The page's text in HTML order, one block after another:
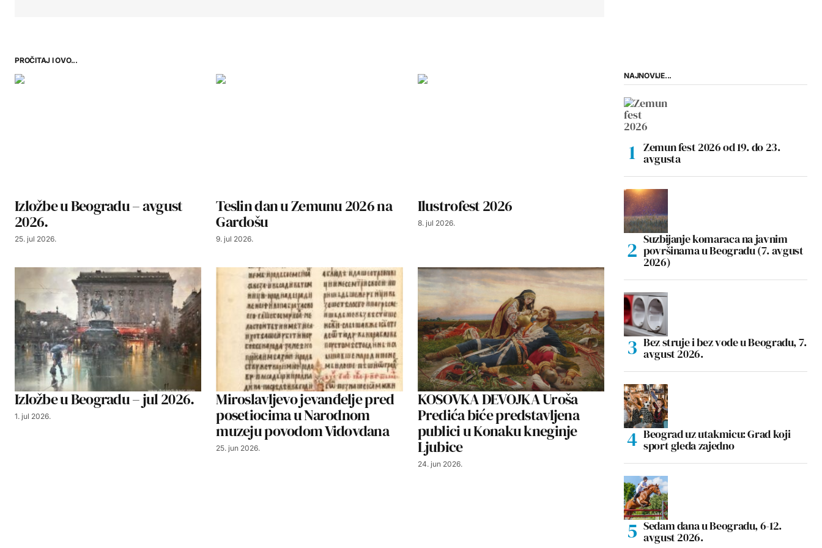
PROČITAJ I OVO...
Izložbe u Beogradu – avgust
2026.
25. jul 2026.
Teslin dan u Zemunu 2026 na
Gardošu
9. jul 2026.
Ilustrofest 2026
8. jul 2026.
Izložbe u Beogradu – jul 2026.
1. jul 2026.
Miroslavljevo jevanđelje pred
posetiocima u Narodnom
muzeju povodom Vidovdana
25. jun 2026.
KOSOVKA DEVOJKA Uroša
Predića biće predstavljena
publici u Konaku kneginje
Ljubice
24. jun 2026.
NAJNOVIJE...
Zemun fest 2026 od 19. do 23.
avgusta
Suzbijanje komaraca na javnim
površinama u Beogradu (7. avgust
2026)
Bez struje i bez vode u Beogradu, 7.
avgust 2026.
Beograd uz utakmicu: Grad koji
sport gleda zajedno
Sedam dana u Beogradu, 6-12.
avgust 2026.